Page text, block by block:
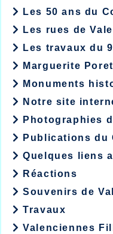
Les 50 ans du
Les rues de
Les travaux du
Marguerite
Monuments
Notre site
Photographies
Publications du
Quelques liens
Réactions
Souvenirs de
Travaux
Valenciennes